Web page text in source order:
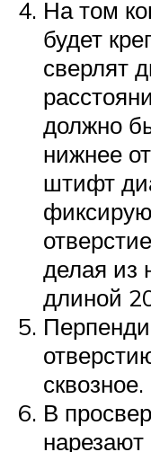
На том
будет
сверлят
должно
нижнее
штифт
делая из
длиной
сквозное.
В